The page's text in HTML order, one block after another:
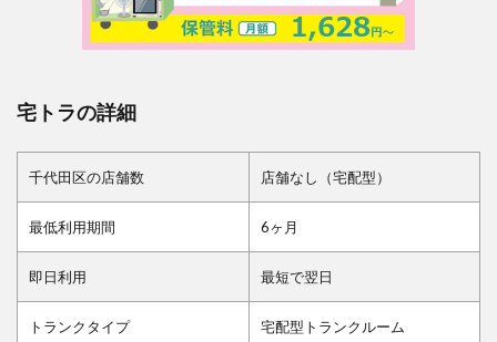
宅トラの詳細
千代田区の店舗数 店舗なし（宅配型）
最低利用期間 6ヶ月
即日利用 最短で翌日
トランクタイプ 宅配型トランクルーム